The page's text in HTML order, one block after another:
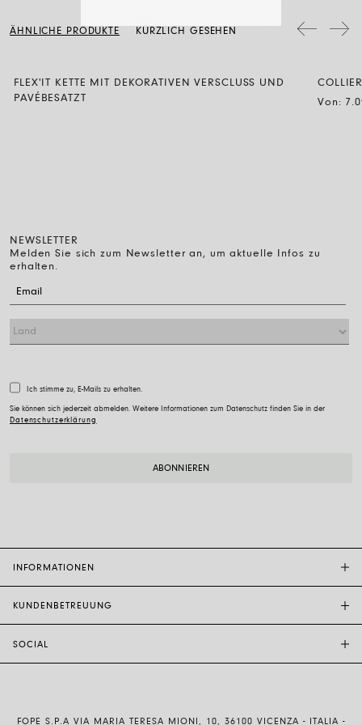
gereinigt, dann spült man sie ab und lässt sie einfach an der Luft
ÄHNLICHE PRODUKTE KÜRZLICH GESEHEN
FLEX'IT KETTE MIT DEKORATIVEN VERSCLUSS UND
PAVÉBESATZT
Von:
NEWSLETTER
Melden Sie sich zum Newsletter an, um aktuelle Infos zu
erhalten.
Ich stimme zu, E-Mails zu erhalten.
Sie können sich jederzeit abmelden. Weitere Informationen zum Datenschutz finden Sie in der
Datenschutzerklärung
INFORMATIONEN
KUNDENBETREUUNG
SOCIAL
FOPE S.P.A VIA MARIA TERESA MIONI, 10, 36100 VICENZA - ITALIA -